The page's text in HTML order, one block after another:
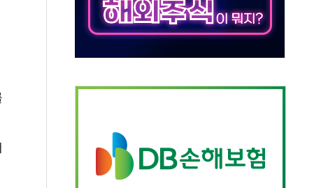
매, 역대 최대폭 감소한 9.4%↓…유통업계 양극화 심화
부 특사'로 콜롬비아 대통령 취임식 참석
진 시간당 30mm 강한 비...호우 피해 없어
공방…野 "청년 우롱 기괴" vs 與 "송구한 해프닝"